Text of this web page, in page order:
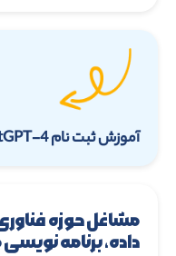
آموزش ثبت نام ChatGPT-4
مشاغل حوزه
داده، برنامه